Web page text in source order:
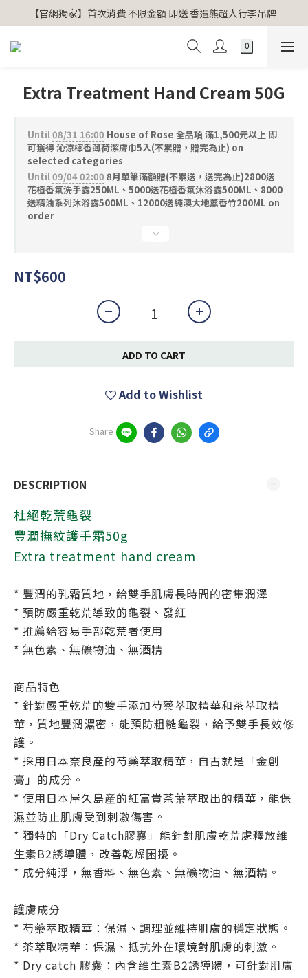
【官網獨家】首次消費 不限金額 即送 香遇熊超人行李吊牌
【官網獨家】首次消費 不限金額 即送 香遇熊超人行李吊牌
安心專用淨化包10入X3 原價960元 特價680元
【官網獨家】首次消費 不限金額 即送 香遇熊超人行李吊牌
Extra Treatment Hand Cream 50G
Until08/31 16:00 House of Rose 全品項 滿1,500元以上 即
可獲得 沁涼檸香薄荷潔膚巾5入(不累贈，贈完為止) on
selected categories
Until09/04 02:00 8月單筆滿額贈(不累送，送完為止)2800送
花植香氛洗手露250ML、5000送花植香氛沐浴露500ML、8000
送精油系列沐浴露500ML、12000送純澳大地薰香竹200ML on
order
NT$600
ADD TO CART
Add to Wishlist
Share
DESCRIPTION
杜絕乾荒龜裂
豐潤撫紋護手霜50g
Extra treatment hand cream
* 豐潤的乳霜質地，給雙手肌膚長時間的密集潤澤
* 預防嚴重乾荒導致的龜裂、發紅
* 推薦給容易手部乾荒者使用
* 無色素、無礦物油、無酒精
商品特色
* 針對嚴重乾荒的雙手添加芍藥萃取精華和茶萃取精
華，質地豐潤濃密，能預防粗糙龜裂，給予雙手長效修
護。
* 採用日本奈良產的芍藥萃取精華，自古就是「金創
膏」的成分。
* 使用日本屋久島産的紅富貴茶葉萃取出的精華，能保
濕並防止肌膚受到刺激傷害。
* 獨特的「Dry Catch膠囊」能針對肌膚乾荒處釋放維
生素B2誘導體，改善乾燥困擾。
* 成分純淨，無香料、無色素、無礦物油、無酒精。
護膚成分
* 芍藥萃取精華：保濕、調理並維持肌膚的穩定狀態。
* 茶萃取精華：保濕、抵抗外在環境對肌膚的刺激。
* Dry catch 膠囊：內含維生素B2誘導體，可針對肌膚